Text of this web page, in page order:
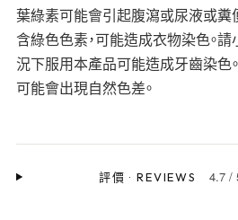
葉綠素可能會引起腹瀉或尿液或糞
含綠色色素，可能造成衣物染色。
況下服用本產品可能造成牙齒染色
可能會出現自然色差。
評價 ·REVIEWS 4.7/